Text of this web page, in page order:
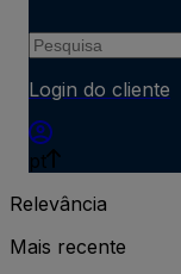
Pesquisa
Login do cliente
pt
Relevância
Mais recente